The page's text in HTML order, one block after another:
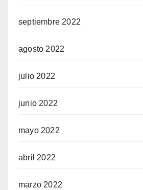
septiembre 2022
agosto 2022
julio 2022
junio 2022
mayo 2022
abril 2022
marzo 2022